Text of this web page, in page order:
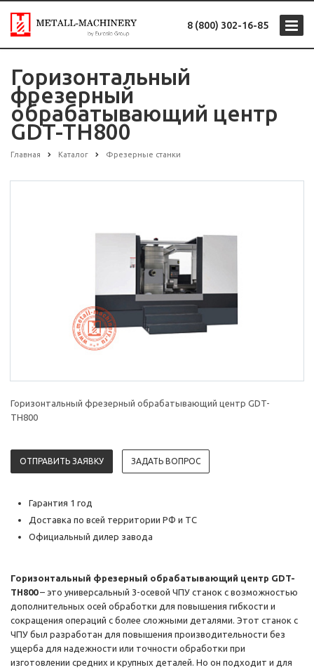
8 (800) 302-16-85
Горизонтальный
фрезерный
обрабатывающий центр
GDT-TH800
Главная Каталог Фрезерные станки
Горизонтальный фрезерный обрабатывающий центр GDT-
TH800
ОТПРАВИТЬ ЗАЯВКУ ЗАДАТЬ ВОПРОС
Гарантия 1 год
Доставка по всей территории РФ и ТС
Официальный дилер завода
Горизонтальный фрезерный обрабатывающий центр GDT-
ТН800– это универсальный 3-осевой ЧПУ станок с возможностью
дополнительных осей обработки для повышения гибкости и
сокращения операций с более сложными деталями. Этот станок с
ЧПУ был разработан для повышения производительности без
ущерба для надежности или точности обработки при
изготовлении средних и крупных деталей. Но он подходит и для